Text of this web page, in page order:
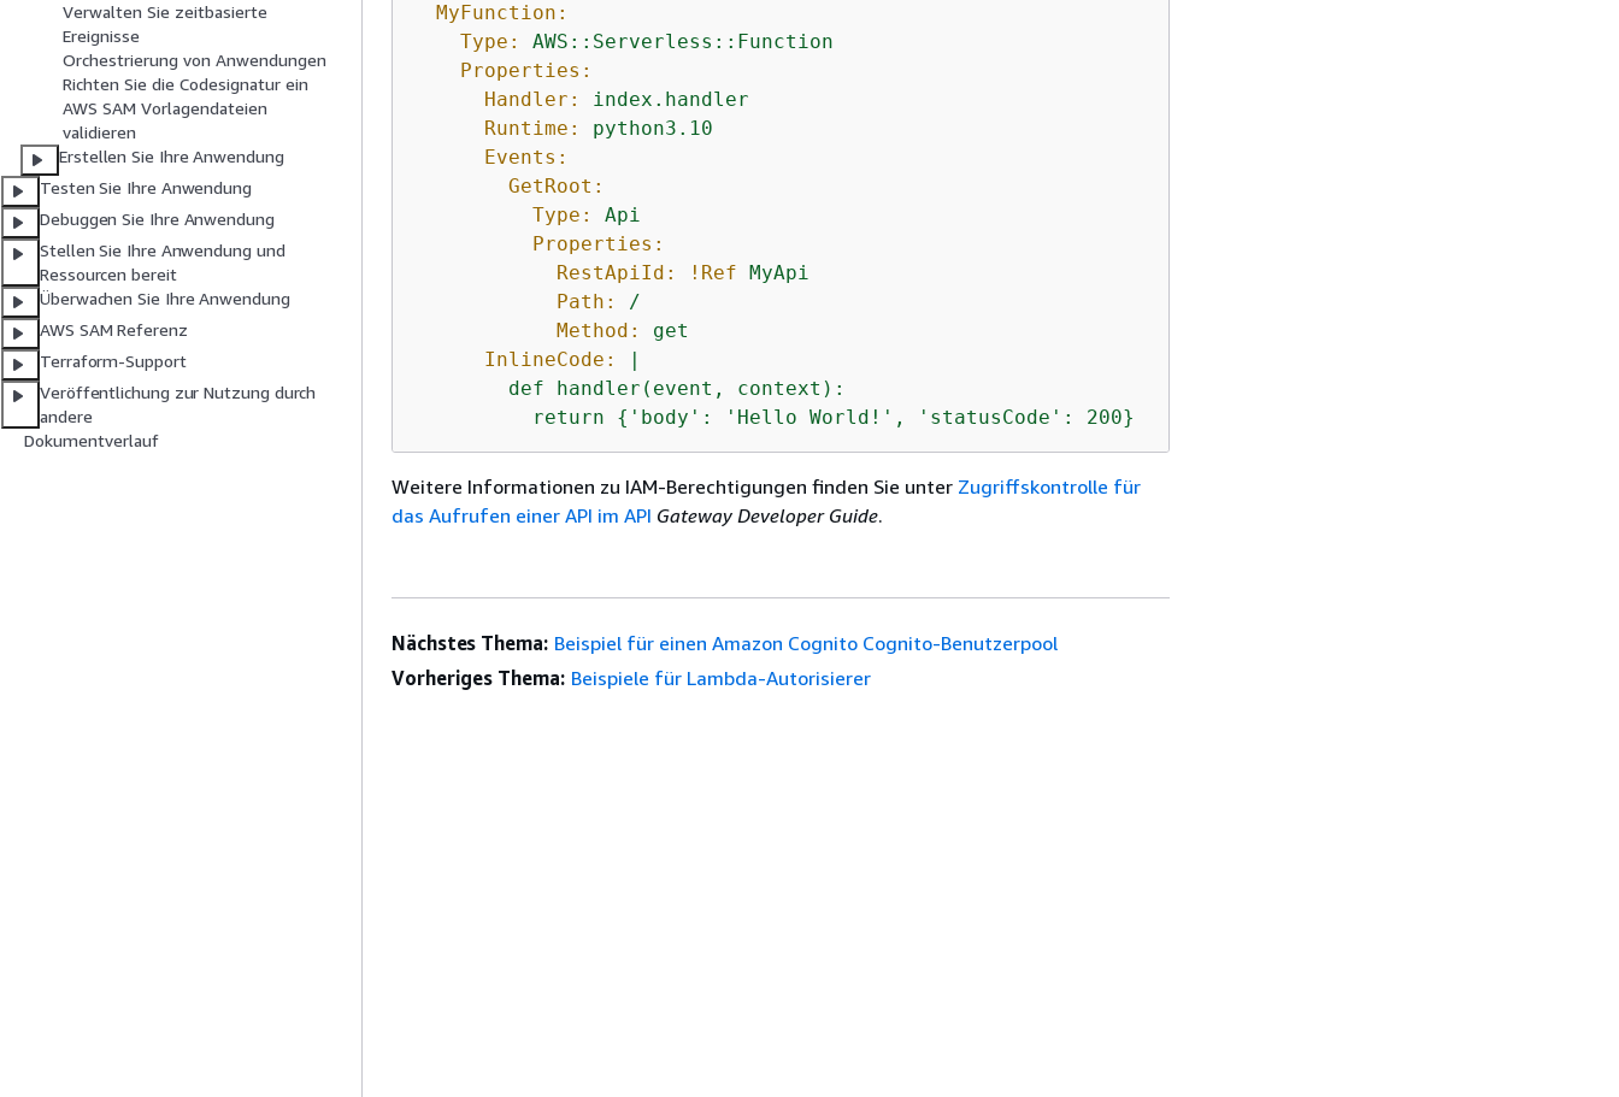
Verwalten Sie zeitbasierte
Ereignisse
Orchestrierung von Anwendungen
Richten Sie die Codesignatur ein
AWS SAM Vorlagendateien
validieren
Erstellen Sie Ihre Anwendung
Testen Sie Ihre Anwendung
Debuggen Sie Ihre Anwendung
Stellen Sie Ihre Anwendung und
Ressourcen bereit
Überwachen Sie Ihre Anwendung
AWS SAM Referenz
Terraform-Support
Veröffentlichung zur Nutzung durch
andere
Dokumentverlauf
MyFunction:
Type:
AWS::Serverless::Function
Properties:
Handler:
index.handler
Runtime:
python3.10
Events:
GetRoot:
Type:
Api
Properties:
RestApiId:
!Ref MyApi
Path:
/
Method:
get
InlineCode:
|
        def handler(event, context):
          return
{ 'body': 'Hello World!', 'statusCode': 200}
Weitere Informationen zu IAM-Berechtigungen finden Sie unter Zugriffskontrolle für
das Aufrufen einer API im API Gateway Developer Guide.
Nächstes Thema: Beispiel für einen Amazon Cognito Cognito-Benutzerpool
Vorheriges Thema: Beispiele für Lambda-Autorisierer